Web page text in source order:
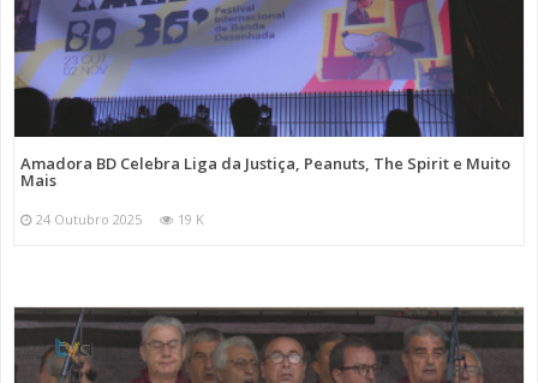
Amadora BD Celebra Liga da Justiça, Peanuts, The Spirit e Muito
Mais
24 Outubro 2025 19 K